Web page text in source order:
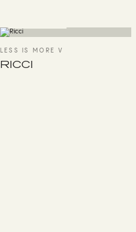
LESS IS MORE V
RICCI